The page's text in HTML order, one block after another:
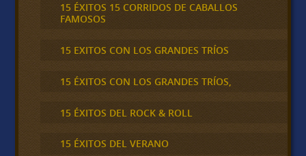
15 ÉXITOS 15 CORRIDOS DE CABALLOS
FAMOSOS
15 EXITOS CON LOS GRANDES TRÍOS
15 ÉXITOS CON LOS GRANDES TRÍOS,
15 ÉXITOS DEL ROCK & ROLL
15 ÉXITOS DEL VERANO